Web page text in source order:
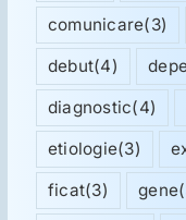
comunicare(3)
debut(4)
diagnostic(4)
etiologie(3)
ficat(3) gene